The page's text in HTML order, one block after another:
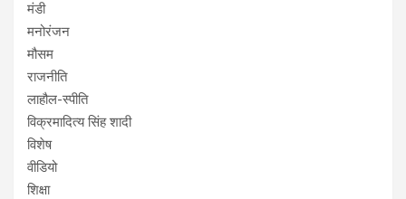
मंडी
मनोरंजन
मौसम
राजनीति
लाहौल-स्पीति
विक्रमादित्य सिंह शादी
विशेष
वीडियो
शिक्षा